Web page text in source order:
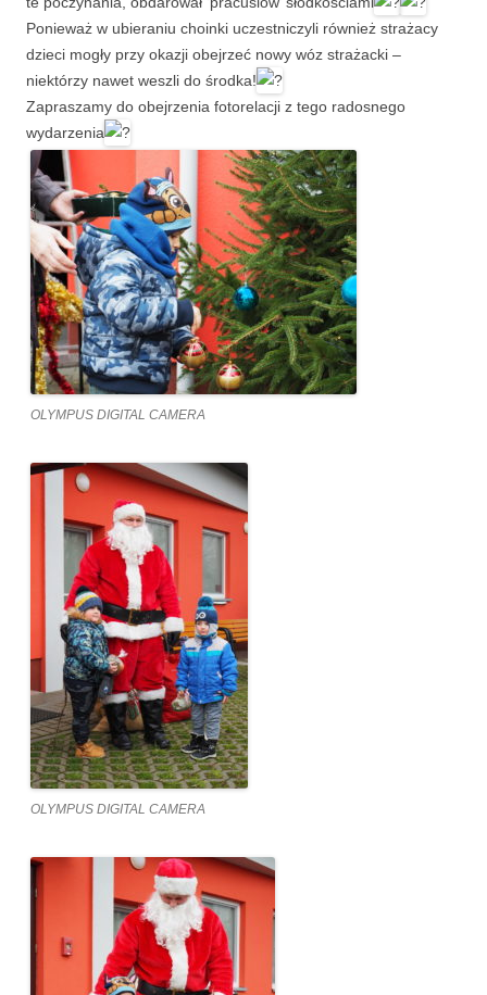
Ponieważ w ubieraniu choinki uczestniczyli również strażacy
dzieci mogły przy okazji obejrzeć nowy wóz strażacki –
niektórzy nawet weszli do środka!
Zapraszamy do obejrzenia fotorelacji z tego radosnego
wydarzenia
OLYMPUS DIGITAL CAMERA
OLYMPUS DIGITAL CAMERA